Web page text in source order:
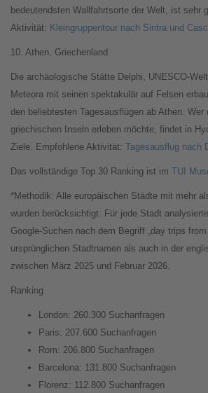
bedeutendsten Wallfahrtsorte der Welt, ist sehr
Aktivität: Kleingruppentour nach Sintra und
10. Athen, Griechenland
Die archäologische Stätte Delphi, UNESCO-
Meteora mit seinen spektakulär auf Felsen
den beliebtesten Tagesausflügen ab Athen. Wer
griechischen Inseln erleben möchte, findet in
Ziele. Empfohlene Aktivität: Tagesausflug nach
Das vollständige Top 30 Ranking ist im TUI
*Methodik: Alle europäischen Städte mit mehr
wurden berücksichtigt. Für jede Stadt
Google-Suchen nach dem Begriff „day trips
ursprünglichen Stadtnamen als auch in der
zwischen März 2025 und Februar 2026.
Ranking
London: 260.300 Suchanfragen
Paris: 207.600 Suchanfragen
Rom: 206.800 Suchanfragen
Barcelona: 131.800 Suchanfragen
Florenz: 112.800 Suchanfragen